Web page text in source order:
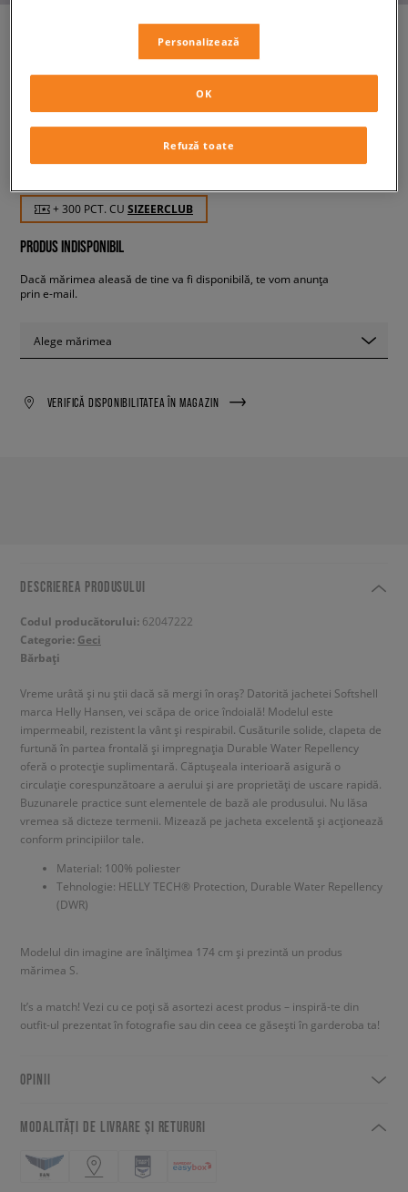
HELLY HANSEN JACHETĂ
bărbați, geci
299,99 RON
+ 300 PCT. CU SIZEERCLUB
PRODUS INDISPONIBIL
Dacă mărimea aleasă de tine va fi disponibilă, te vom anunța
prin e-mail.
Alege mărimea
VERIFICĂ DISPONIBILITATEA ÎN MAGAZIN
DESCRIEREA PRODUSULUI
Codul producătorului: 62047222
Categorie: Geci
Bărbați
Vreme urâtă și nu știi dacă să mergi în oraș? Datorită jachetei Softshell
marca Helly Hansen, vei scăpa de orice îndoială! Modelul este
impermeabil, rezistent la vânt și respirabil. Cusăturile solide, clapeta de
furtună în partea frontală și impregnația Durable Water Repellency
oferă o protecție suplimentară. Căptușeala interioară asigură o
circulație corespunzătoare a aerului și are proprietăți de uscare rapidă.
Buzunarele practice sunt elementele de bază ale produsului. Nu lăsa
vremea să dicteze termenii. Mizează pe jacheta excelentă și acționează
conform principiilor tale.
Material: 100% poliester
Tehnologie: HELLY TECH® Protection, Durable Water Repellency
(DWR)
Modelul din imagine are înălțimea 174 cm și prezintă un produs
mărimea S.
It’s a match! Vezi cu ce poți să asortezi acest produs – inspiră-te din
outfit-ul prezentat în fotografie sau din ceea ce găsești în garderoba ta!
OPINII
MODALITĂȚI DE LIVRARE ȘI RETURURI
Personalizează
Refuză toate
OK